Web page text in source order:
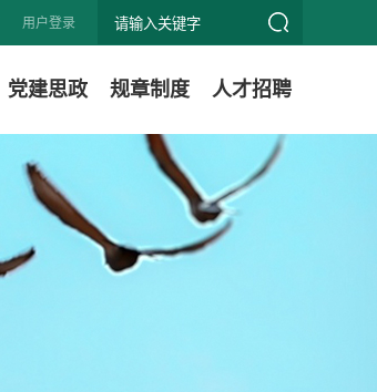
用户登录
党建思政 规章制度 人才招聘